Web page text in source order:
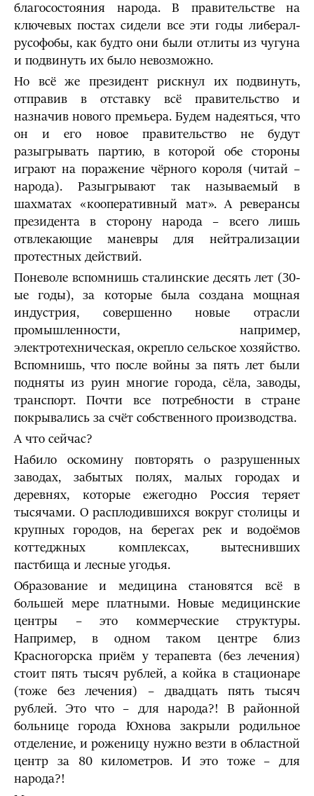
благосостояния народа. В правительстве на
ключевых постах сидели все эти годы либерал-
русофобы, как будто они были отлиты из чугуна
и подвинуть их было невозможно.
Но всё же президент рискнул их подвинуть,
отправив в отставку всё правительство и
назначив нового премьера. Будем надеяться, что
он и его новое правительство не будут
разыгрывать партию, в которой обе стороны
играют на поражение чёрного короля (читай –
народа). Разыгрывают так называемый в
шахматах «кооперативный мат». А реверансы
президента в сторону народа – всего лишь
отвлекающие маневры для нейтрализации
протестных действий.
Поневоле вспомнишь сталинские десять лет (30-
ые годы), за которые была создана мощная
индустрия, совершенно новые отрасли
промышленности, например,
электротехническая, окрепло сельское хозяйство.
Вспомнишь, что после войны за пять лет были
подняты из руин многие города, сёла, заводы,
транспорт. Почти все потребности в стране
покрывались за счёт собственного производства.
А что сейчас?
Набило оскомину повторять о разрушенных
заводах, забытых полях, малых городах и
деревнях, которые ежегодно Россия теряет
тысячами. О расплодившихся вокруг столицы и
крупных городов, на берегах рек и водоёмов
коттеджных комплексах, вытеснивших
пастбища и лесные угодья.
Образование и медицина становятся всё в
большей мере платными. Новые медицинские
центры – это коммерческие структуры.
Например, в одном таком центре близ
Красногорска приём у терапевта (без лечения)
стоит пять тысяч рублей, а койка в стационаре
(тоже без лечения) – двадцать пять тысяч
рублей. Это что – для народа?! В районной
больнице города Юхнова закрыли родильное
отделение, и роженицу нужно везти в областной
центр за 80 километров. И это тоже – для
народа?!